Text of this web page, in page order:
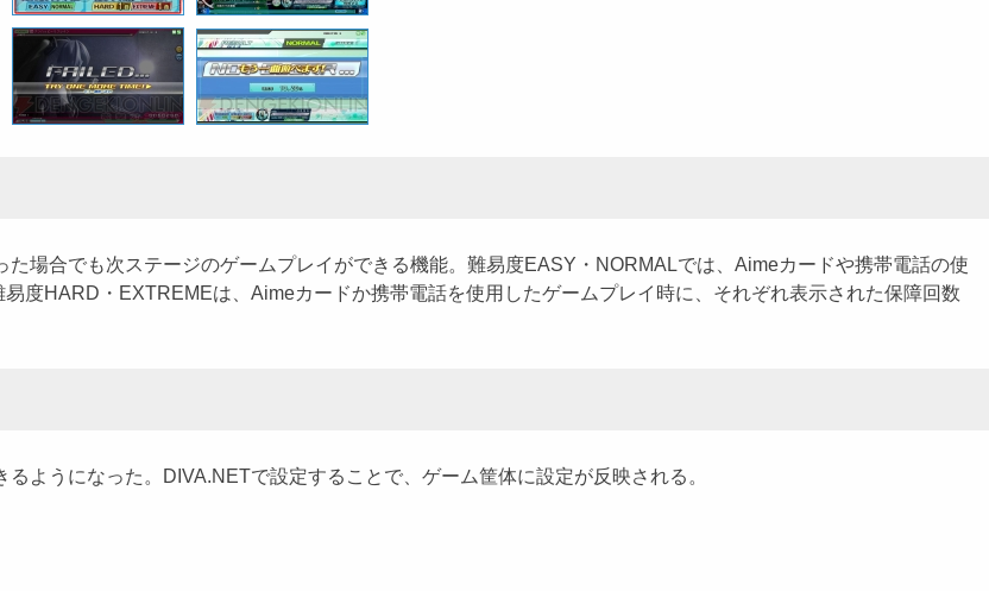
場合でも次ステージのゲームプレイができる機能。難易度EASY・NORMALでは、Aimeカードや携帯電話の使
度HARD・EXTREMEは、Aimeカードか携帯電話を使用したゲームプレイ時に、それぞれ表示された保障回数
ようになった。DIVA.NETで設定することで、ゲーム筐体に設定が反映される。